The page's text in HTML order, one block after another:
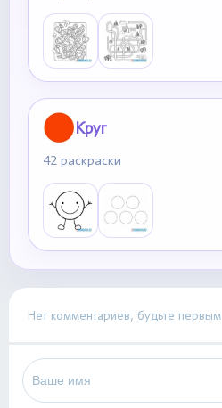
Круг
42 раскраски
Нет комментариев, будьте первым